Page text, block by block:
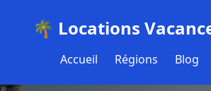
🌴 Locations
Accueil Régions Blog